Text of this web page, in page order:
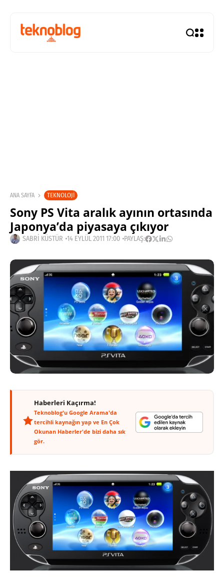
ANA SAYFA TEKNOLOJI
Sony PS Vita aralık ayının ortasında
Japonya’da piyasaya çıkıyor
SABRI KÜSTÜR 14 EYLÜL 2011 17:00 PAYLAŞ:
Haberleri Kaçırma!
Teknoblog'u Google Arama'da
tercihli kaynağın yap ve En Çok
Okunan Haberler'de bizi daha sık
gör.